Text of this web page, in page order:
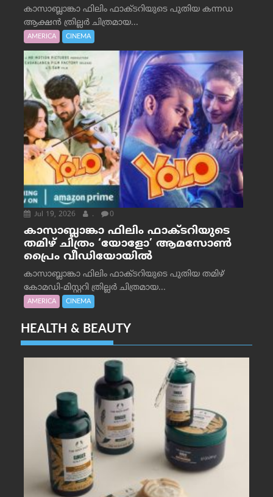
കാസാബ്ലാങ്കാ ഫിലിം ഫാക്ടറിയുടെ പുതിയ കന്നഡ
ആക്ഷൻ ത്രില്ലർ ചിത്രമായ...
AMERICA CINEMA
Jul 19, 2026 . 0
കാസാബ്ലാങ്കാ ഫിലിം ഫാക്ടറിയുടെ
തമിഴ് ചിത്രം ‘യോളോ’ ആമസോൺ
പ്രൈം വീഡിയോയിൽ
കാസാബ്ലാങ്കാ ഫിലിം ഫാക്ടറിയുടെ പുതിയ തമിഴ്
കോമഡി-മിസ്റ്ററി ത്രില്ലർ ചിത്രമായ...
AMERICA CINEMA
HEALTH & BEAUTY